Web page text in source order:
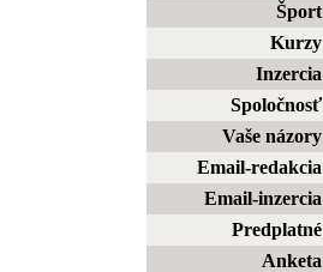
Šport
Kurzy
Inzercia
Spoločnosť
Vaše názory
Email-redakcia
Email-inzercia
Predplatné
Anketa